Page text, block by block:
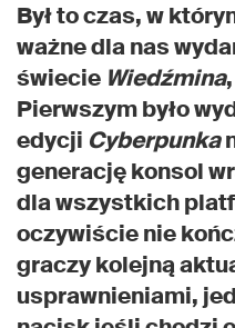
Był to czas, w
ważne dla nas
świecie Wiedźmina
Pierwszym było
edycji Cyberpunka
generację konsol
dla wszystkich
oczywiście nie
graczy kolejną
usprawnieniami,